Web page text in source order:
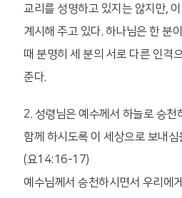
교리를 성명하고 있지는 않지만,
계시해 주고 있다. 하나님은 한 분
때 분명히 세 분의 서로 다른 인격
준다.
2. 성령님은 예수께서 하늘로 승천
함께 하시도록 이 세상으로 보내심
(요14:16-17)
예수님께서 승천하시면서 우리에